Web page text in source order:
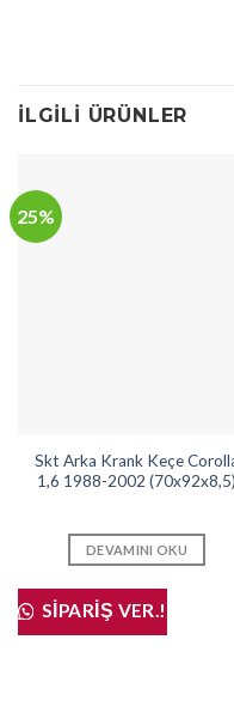
İLGILI ÜRÜNLER
25%
Skt Arka Krank Keçe
1,6 1988-2002 (70x92x8,5)
DEVAMINI OKU
SIPARIŞ VER.!